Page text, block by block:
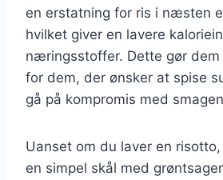
en erstatning for ris i næsten
hvilket giver en lavere
næringsstoffer. Dette gør
for dem, der ønsker at spise
gå på kompromis med
Uanset om du laver en
en simpel skål med